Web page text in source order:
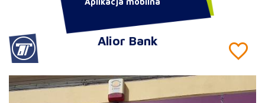
Alior Bank